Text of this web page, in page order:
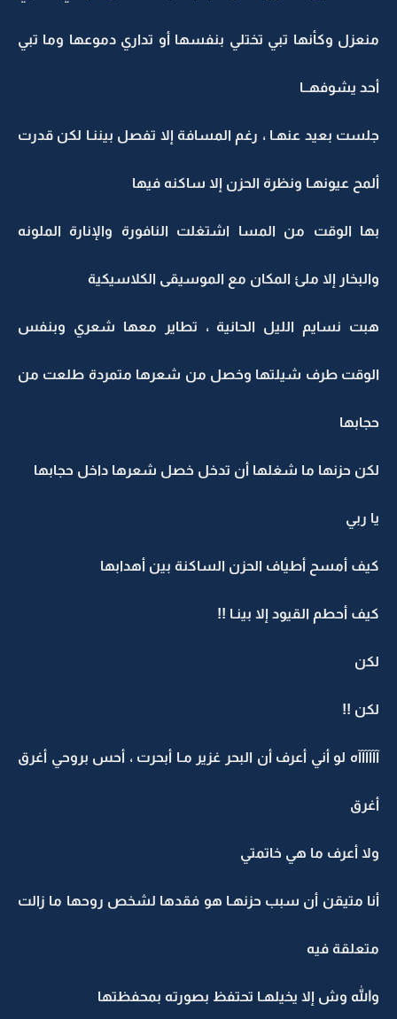
منعزل وكأنها تبي تختلي بنفسها أو تداري دموعها وما تبي
أحد يشوفهــا
جلست بعيد عنهـا ، رغم المسافة إلا تفصل بيننـا لكن قدرت
ألمح عيونهـا ونظرة الحزن إلا ساكنه فيها
بها الوقت من المسا اشتغلت النافورة والإنارة الملونه
والبخار إلا ملئ المكان مع الموسيقى الكلاسيكية
هبت نسايم الليل الحانية ، تطاير معها شعري وبنفس
الوقت طرف شيلتها وخصل من شعرها متمردة طلعت من
حجابها
لكن حزنها ما شغلها أن تدخل خصل شعرها داخل حجابها
يا ربي
كيف أمسح أطياف الحزن الساكنة بين أهدابها
كيف أحطم القيود إلا بينـا !!
لكن
لكن !!
آآآآآآه لو أني أعرف أن البحر غزير مـا أبحرت ، أحس بروحي أغرق
أغرق
ولا أعرف ما هي خاتمتي
أنا متيقن أن سبب حزنهـا هو فقدها لشخص روحها ما زالت
متعلقة فيه
والله وش إلا يخيلهـا تحتفظ بصورته بمحفظتها